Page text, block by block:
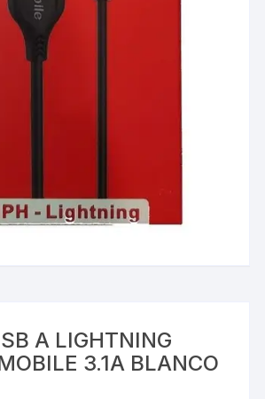
A LIGHTNING
3.1A BLANCO